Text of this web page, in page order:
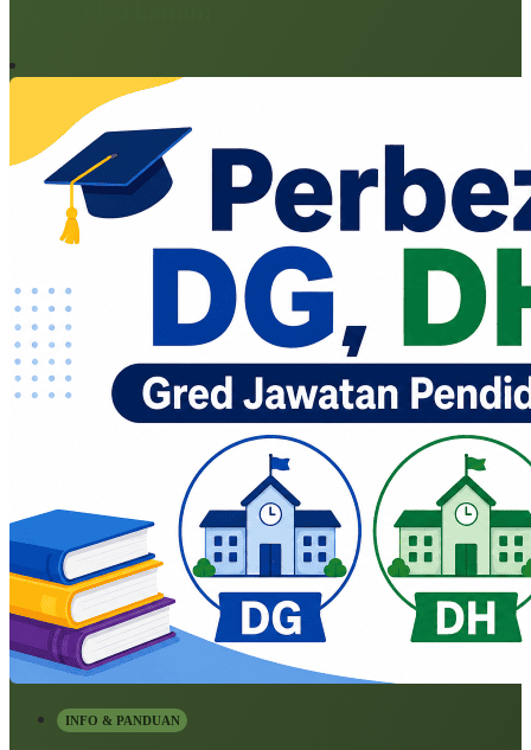
INFO & PANDUAN